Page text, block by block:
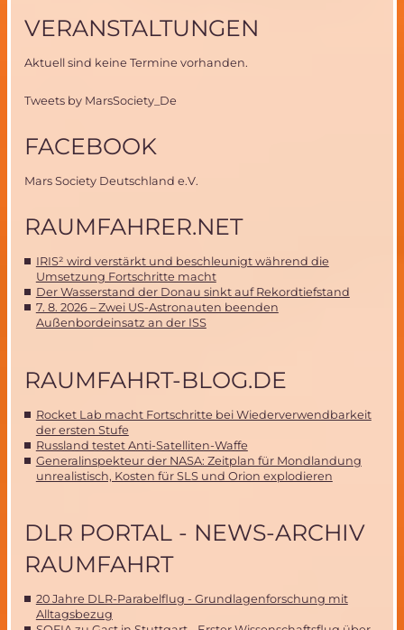
VERANSTALTUNGEN
Aktuell sind keine Termine vorhanden.
Tweets by MarsSociety_De
FACEBOOK
Mars Society Deutschland e.V.
RAUMFAHRER.NET
IRIS² wird verstärkt und beschleunigt während die
Umsetzung Fortschritte macht
Der Wasserstand der Donau sinkt auf Rekordtiefstand
7. 8. 2026 – Zwei US-Astronauten beenden
Außenbordeinsatz an der ISS
RAUMFAHRT-BLOG.DE
Rocket Lab macht Fortschritte bei Wiederverwendbarkeit
der ersten Stufe
Russland testet Anti-Satelliten-Waffe
Generalinspekteur der NASA: Zeitplan für Mondlandung
unrealistisch, Kosten für SLS und Orion explodieren
DLR PORTAL - NEWS-ARCHIV
RAUMFAHRT
20 Jahre DLR-Parabelflug - Grundlagenforschung mit
Alltagsbezug